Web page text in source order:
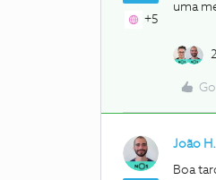
+5
uma
João H.
Boa